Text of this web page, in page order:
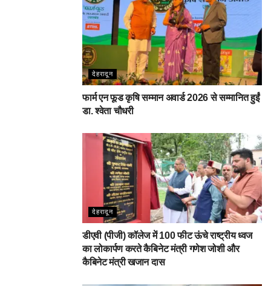
देहरादून
फार्म एन फूड कृषि सम्मान अवार्ड 2026 से सम्मानित हुईं
डा. श्वेता चौधरी
देहरादून
डीएवी (पीजी) कॉलेज में 100 फीट ऊंचे राष्ट्रीय ध्वज
का लोकार्पण करते कैबिनेट मंत्री गणेश जोशी और
कैबिनेट मंत्री खजान दास